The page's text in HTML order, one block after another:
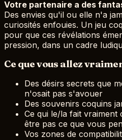
Votre partenaire a des
Des envies qu'il ou elle n'a
curiosités enfouies. Un jeu
pour que ces révélations
pression, dans un cadre
Ce que vous allez
Des désirs secrets que
n'osait pas s'avouer
Des souvenirs coquins
Ce qui le/la fait
être pas ce que vous
Vos zones de